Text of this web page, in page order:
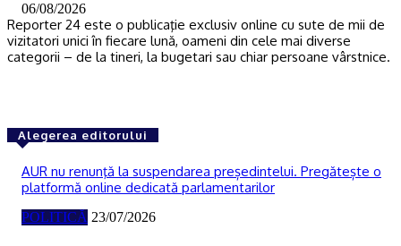
06/08/2026
Reporter 24 este o publicaţie exclusiv online cu sute de mii de
vizitatori unici în fiecare lună, oameni din cele mai diverse
categorii – de la tineri, la bugetari sau chiar persoane vârstnice.
Alegerea editorului
AUR nu renunţă la suspendarea președintelui. Pregătește o
platformă online dedicată parlamentarilor
POLITICĂ 23/07/2026